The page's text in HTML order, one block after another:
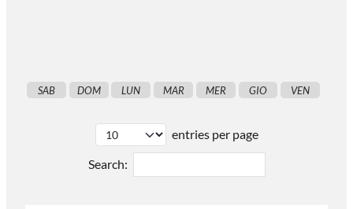
SAB DOM LUN MAR MER GIO VEN
entries per page
Search: